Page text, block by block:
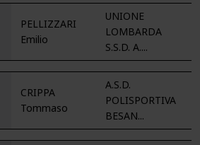
PELLIZZARI
Emilio
UNIONE
LOMBARDA
S.S.D. A....
CRIPPA
Tommaso
A.S.D.
POLISPORTIVA
BESAN...